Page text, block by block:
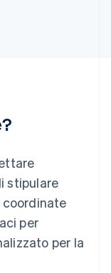
stipulare
per
per la